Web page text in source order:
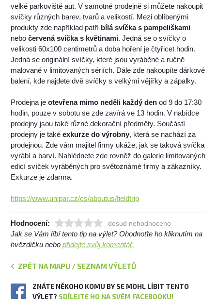
velké parkoviště aut. V samotné prodejně si můžete nakoupit
svíčky různých barev, tvarů a velikostí. Mezi oblíbenými
produkty zde například patří bílá svíčka s pampeliškami
nebočervená svíčka s květinami. Jedná se o svíčky o
velikosti 60x100 centimetrů a doba hoření je čtyřicet hodin.
Jedná se originální svíčky, které jsou vyráběné a ručně
malované v limitovaných sériích. Dále zde nakoupíte dárkové
balení, kde najdete dvě svíčky s velkými vějířky a zápalky.
Prodejna jeotevřena mimo neděli každý den od 9 do 17:30
hodin, pouze v sobotu se zde zavírá ve 13 hodin. V nabídce
prodejny jsou také různé dekorační předměty. Součástí
prodejny je takéexkurze do výrobny, která se nachází za
prodejnou. Zde vám majitel firmy ukáže, jak se taková svíčka
vyrábí a barví. Nahlédnete zde rovněž do galerie limitovaných
edicí svíček vyráběných pro světoznámé firmy a zákazníky.
Exkurze je zdarma.
https://www.unipar.cz/cs/aboutus/fieldtrip
Hodnocení: dosud nehodnoceno
Jak se Vám líbí tento tip na výlet? Ohodnoťte ho kliknutím na
hvězdičku nebopřidejte svůj komentář.
ZPĚT NA MAPU / SEZNAM VÝLETŮ
ZNÁTE NĚKOHO KOMU BY SE MOHL LÍBIT TENTO
VÝLET? SDÍLEJTE HO NA SVÉM FACEBOOKU!